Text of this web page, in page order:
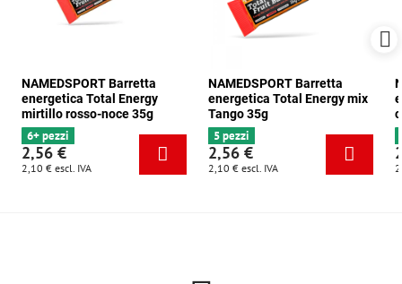
NAMEDSPORT Barretta
energetica Total Energy
mirtillo rosso-noce 35g
6+ pezzi
2,56 €
2,10 € escl. IVA
NAMEDSPORT Barretta
energetica Total Energy mix
Tango 35g
5 pezzi
2,56 €
2,10 € escl. IVA